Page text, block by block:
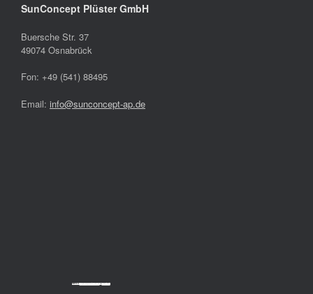
SunConcept Plüster GmbH
Buersche Str. 37
49074 Osnabrück
Fon: +49 (541) 88495
Email: info@sunconcept-ap.de
Powered by &cheap tickets